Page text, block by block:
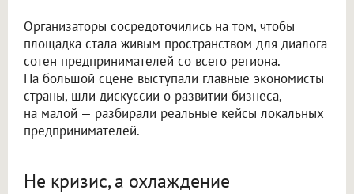
Организаторы сосредоточились на том, чтобы
площадка стала живым пространством для диалога
сотен предпринимателей со всего региона.
На большой сцене выступали главные экономисты
страны, шли дискуссии о развитии бизнеса,
на малой — разбирали реальные кейсы локальных
предпринимателей.
Не кризис, а охлаждение